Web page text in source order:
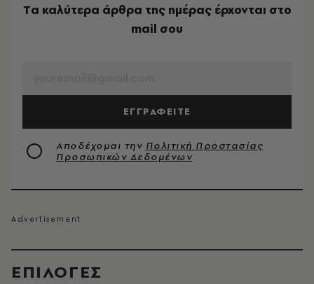
EΠΙΛΟΓΈΣ
Tα καλύτερα άρθρα της ημέρας έρχονται στο
mail σου
ΕΓΓΡΑΦΕΙΤΕ
Αποδέχομαι την Πολιτική Προστασίας
Προσωπικών Δεδομένων